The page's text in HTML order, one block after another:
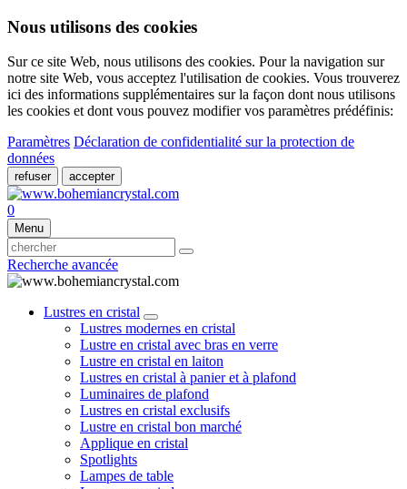
Nous utilisons des cookies
Sur ce site Web, nous utilisons des cookies. Pour la navigation sur
notre site Web, vous acceptez l'utilisation de cookies. Vous trouverez
ici des informations supplémentaires sur la façon dont nous utilisons
les cookies et dont vous pouvez modifier vos paramètres prédéfinis:
Paramètres Déclaration de confidentialité sur la protection de
données
refuser accepter
0
Menu
Recherche avancée
Lustres en cristal
Lustres modernes en cristal
Lustre en cristal avec bras en verre
Lustre en cristal en laiton
Lustres en cristal à panier et à plafond
Luminaires de plafond
Lustres en cristal exclusifs
Lustre en cristal bon marché
Applique en cristal
Spotlights
Lampes de table